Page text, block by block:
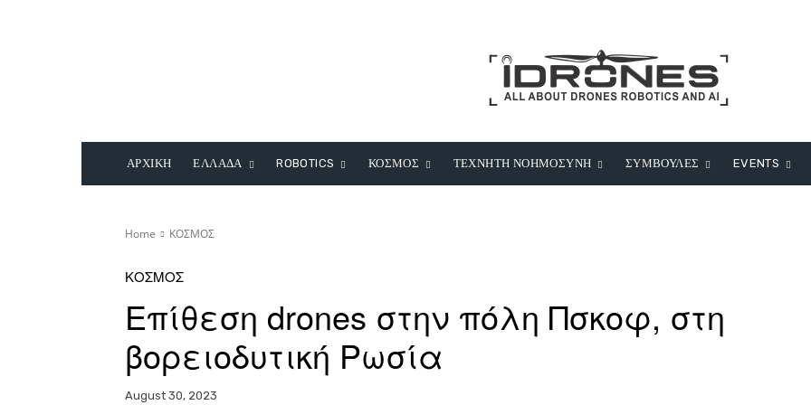
ΑΡΧΙΚΗ ΕΛΛΑΔΑ ROBOTICS ΚΟΣΜΟΣ ΤΕΧΝΗΤΗ ΝΟΗΜΟΣΥΝΗ ΣΥΜΒΟΥΛΕΣ EVENTS
Home ΚΟΣΜΟΣ
ΚΟΣΜΟΣ
Επίθεση drones στην πόλη Πσκοφ, στη
βορειοδυτική Ρωσία
August 30, 2023